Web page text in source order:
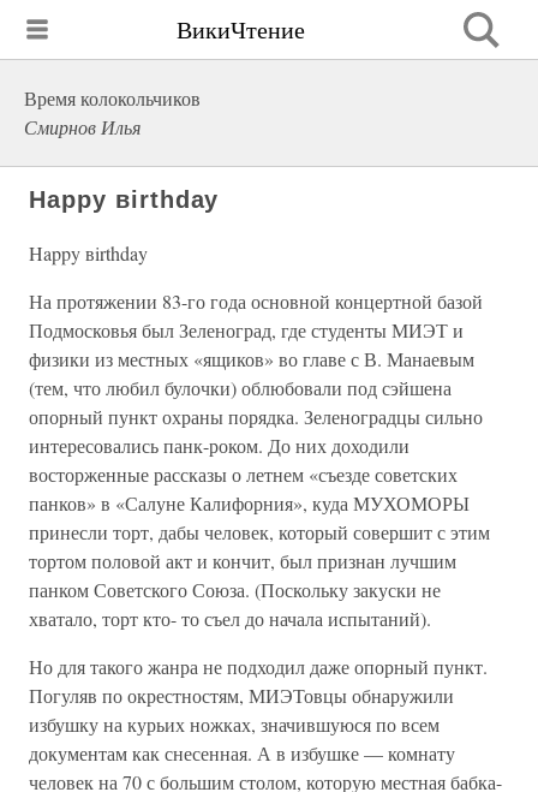
ВикиЧтение
Время колокольчиков
Смирнов Илья
Happy вirthday
Happy вirthday
На протяжении 83-го года основной концертной базой
Подмосковья был Зеленоград, где студенты МИЭТ и
физики из местных «ящиков» во главе с В. Манаевым
(тем, что любил булочки) облюбовали под сэйшена
опорный пункт охраны порядка. Зеленоградцы сильно
интересовались панк-роком. До них доходили
восторженные рассказы о летнем «съезде советских
панков» в «Салуне Калифорния», куда МУХОМОРЫ
принесли торт, дабы человек, который совершит с этим
тортом половой акт и кончит, был признан лучшим
панком Советского Союза. (Поскольку закуски не
хватало, торт кто- то съел до начала испытаний).
Но для такого жанра не подходил даже опорный пункт.
Погуляв по окрестностям, МИЭТовцы обнаружили
избушку на курьих ножках, значившуюся по всем
документам как снесенная. А в избушке — комнату
человек на 70 с большим столом, которую местная бабка-